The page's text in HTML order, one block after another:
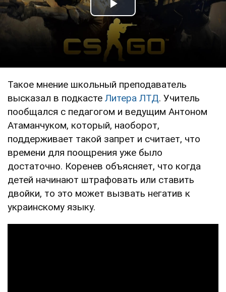
Play Video
Такое мнение школьный преподаватель
высказал в подкасте Литера ЛТД. Учитель
пообщался с педагогом и ведущим Антоном
Атаманчуком, который, наоборот,
поддерживает такой запрет и считает, что
времени для поощрения уже было
достаточно. Коренев объясняет, что когда
детей начинают штрафовать или ставить
двойки, то это может вызвать негатив к
украинскому языку.